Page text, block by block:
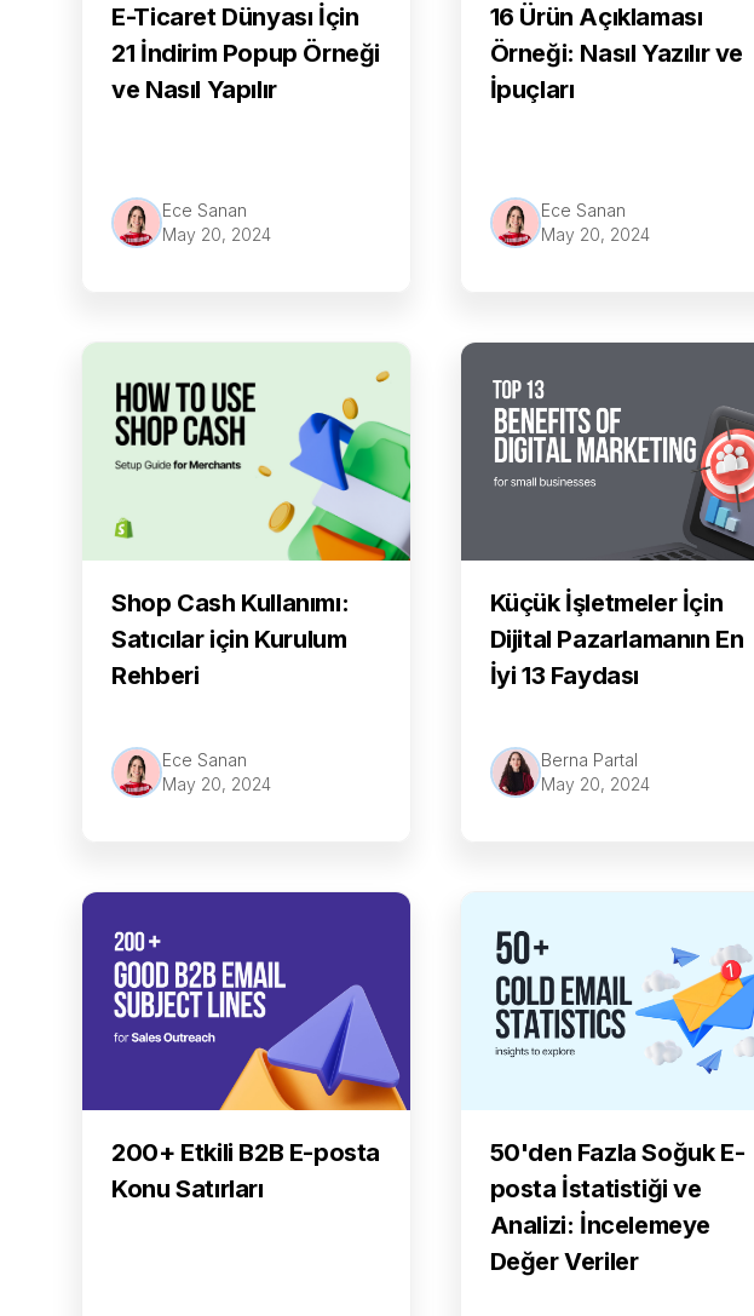
E-Ticaret Dünyası İçin
21 İndirim Popup Örneği
ve Nasıl Yapılır
Ece Sanan
May 20, 2024
16 Ürün Açıklaması
Örneği: Nasıl Yazılır ve
İpuçları
Ece Sanan
May 20, 2024
Shop Cash Kullanımı:
Satıcılar için Kurulum
Rehberi
Ece Sanan
May 20, 2024
Küçük İşletmeler İçin
Dijital Pazarlamanın En
İyi 13 Faydası
Berna Partal
May 20, 2024
200+ Etkili B2B E-posta
Konu Satırları
50'den Fazla Soğuk E-
posta İstatistiği ve
Analizi: İncelemeye
Değer Veriler